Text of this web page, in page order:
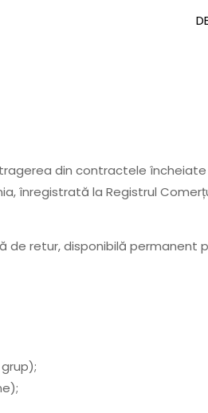
din contractele
înregistrată la Registrul
de retur, disponibilă permanent